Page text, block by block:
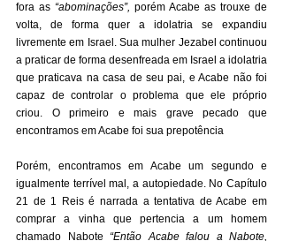
fora as “abominações”, porém Acabe as trouxe de
volta, de forma quer a idolatria se expandiu
livremente em Israel. Sua mulher Jezabel continuou
a praticar de forma desenfreada em Israel a idolatria
que praticava na casa de seu pai, e Acabe não foi
capaz de controlar o problema que ele próprio
criou. O primeiro e mais grave pecado que
encontramos em Acabe foi sua prepotência
Porém, encontramos em Acabe um segundo e
igualmente terrível mal, a autopiedade. No Capítulo
21 de 1 Reis é narrada a tentativa de Acabe em
comprar a vinha que pertencia a um homem
chamado Nabote “Então Acabe falou a Nabote,